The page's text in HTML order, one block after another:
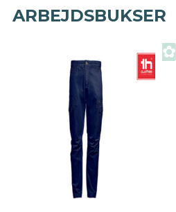
ARBEJDSBUKSER
✿